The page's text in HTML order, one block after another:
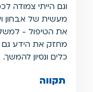
וגם הייתי
מעשית של אבחון
את הטיפול - למשל
מחזק את הידע גם
כלים ונסיון להמשך.
תקווה